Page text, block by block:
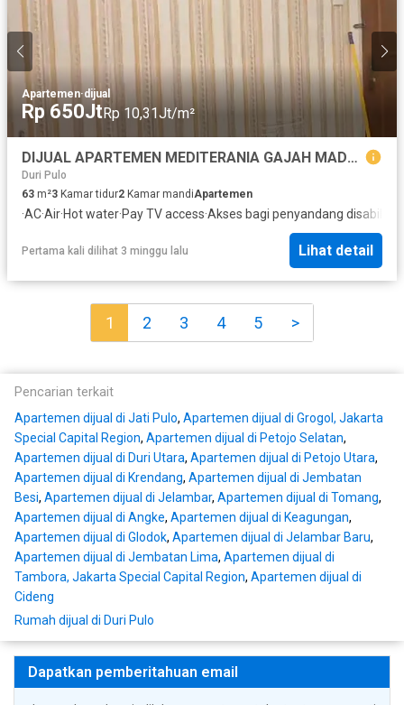
Apartemen·dijual
Rp 650JtRp 10,31Jt/m²
DIJUAL APARTEMEN MEDITERANIA GAJAH MADA TOWER B LANTAI 21 UNFURNSIHED
Duri Pulo
63 m²3 Kamar tidur2 Kamar mandiApartemen
·AC·Air·Hot water·Pay TV access·Akses bagi penyandang disabilitas
Pertama kali dilihat 3 minggu lalu Lihat detail
1 2 3 4 5 >
Pencarian terkait
Apartemen dijual di Jati Pulo, Apartemen dijual di Grogol, Jakarta
Special Capital Region, Apartemen dijual di Petojo Selatan,
Apartemen dijual di Duri Utara, Apartemen dijual di Petojo Utara,
Apartemen dijual di Krendang, Apartemen dijual di Jembatan
Besi, Apartemen dijual di Jelambar, Apartemen dijual di Tomang,
Apartemen dijual di Angke, Apartemen dijual di Keagungan,
Apartemen dijual di Glodok, Apartemen dijual di Jelambar Baru,
Apartemen dijual di Jembatan Lima, Apartemen dijual di
Tambora, Jakarta Special Capital Region, Apartemen dijual di
Cideng
Rumah dijual di Duri Pulo
Dapatkan pemberitahuan email